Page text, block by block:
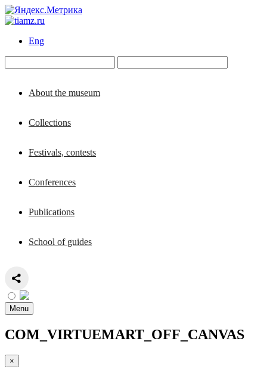
Eng
About the museum
Collections
Festivals, contests
Conferences
Publications
School of guides
Menu
COM_VIRTUEMART_OFF_CANVAS
×